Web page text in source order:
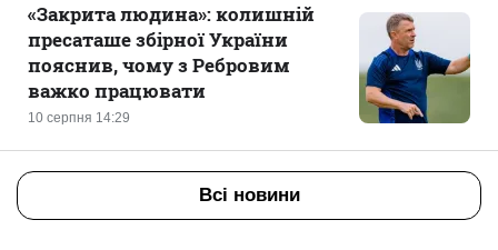
10 серпня 14:29
«Закрита людина»: колишній
пресаташе збірної України
пояснив, чому з Ребровим
важко працювати
Всі новини